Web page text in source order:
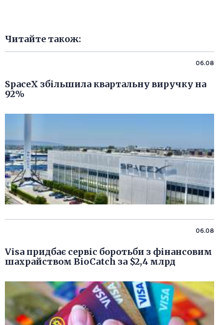
Читайте також:
06.08
SpaceX збільшила квартальну виручку на
92%
06.08
Visa придбає сервіс боротьби з фінансовим
шахрайством BioCatch за $2,4 млрд